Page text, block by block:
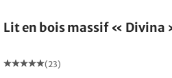
Lit en bois massif « Divina
(23)